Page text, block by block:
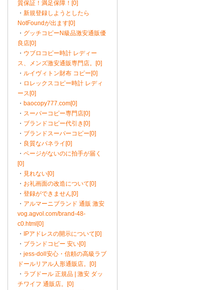
質保証！満足保障！[0]
・ 新規登録しようとしたら
NotFoundが出ます[0]
・ グッチコピーN級品激安通販優
良店[0]
・ ウブロコピー時計 レディー
ス、メンズ激安通販専門店。[0]
・ ルイヴィトン財布 コピー[0]
・ ロレックスコピー時計 レディ
ース[0]
・ baocopy777.com[0]
・ スーパーコピー専門店[0]
・ ブランドコピー代引き[0]
・ ブランドスーパーコピー[0]
・ 良質なパネライ[0]
・ ページがないのに拍手が届く
[0]
・ 見れない[0]
・ お礼画面の改造について[0]
・ 登録ができません[0]
・ アルマーニブランド 通販 激安
vog.agvol.com/brand-48-
c0.html[0]
・
IPアドレスの開示について[0]
・ ブランドコピー 安い[0]
・ jess-doll安心・信頼の高級ラブ
ドールリアル人形通販店。[0]
・ ラブドール 正規品 | 激安 ダッ
チワイフ 通販店。[0]